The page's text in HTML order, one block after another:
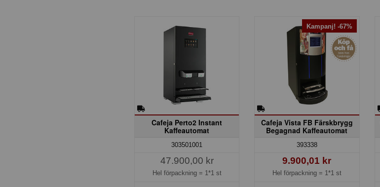
Cafeja Perto2 Instant
Kaffeautomat
303501001
47.900,00 kr
Hel förpackning = 1*1 st
Kampanj! -67%
Cafeja Vista FB Färskbrygg
Begagnad Kaffeautomat
393338
9.900,01 kr
Hel förpackning = 1*1 st